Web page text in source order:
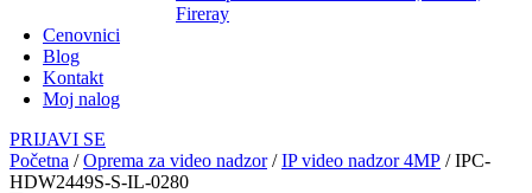
Fireray
Cenovnici
Blog
Kontakt
Moj nalog
PRIJAVI SE
Početna /Oprema za video nadzor/IP video nadzor 4MP / IPC-
HDW2449S-S-IL-0280